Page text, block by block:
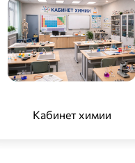
Кабинет химии